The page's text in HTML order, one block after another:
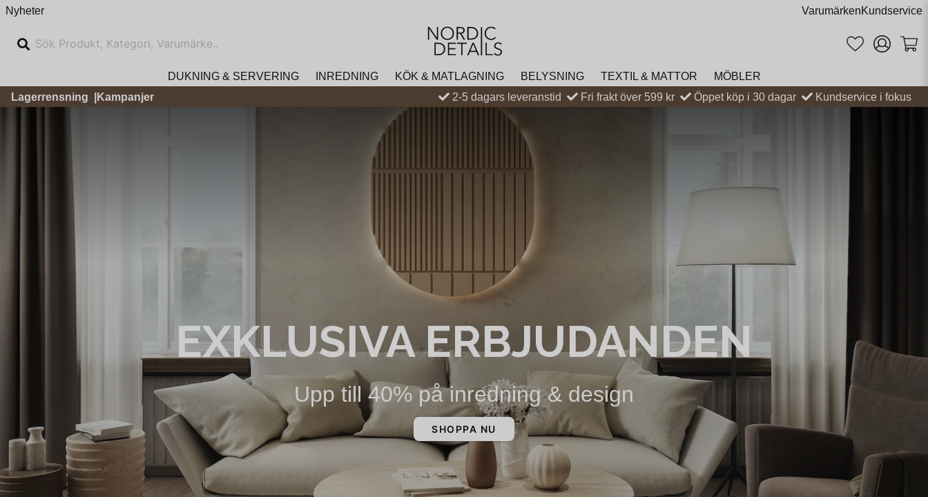
Nyheter VarumärkenKundservice
DUKNING & SERVERING INREDNING KÖK & MATLAGNING BELYSNING TEXTIL & MATTOR
MÖBLER
Lagerrensning
Kampanjer 2-5 dagars leveranstid Fri frakt över 599 kr Öppet köp i 30 dagar Kundservice i fokus
EXKLUSIVA ERBJUDANDEN
Upp till 40% på inredning & design
SHOPPA NU